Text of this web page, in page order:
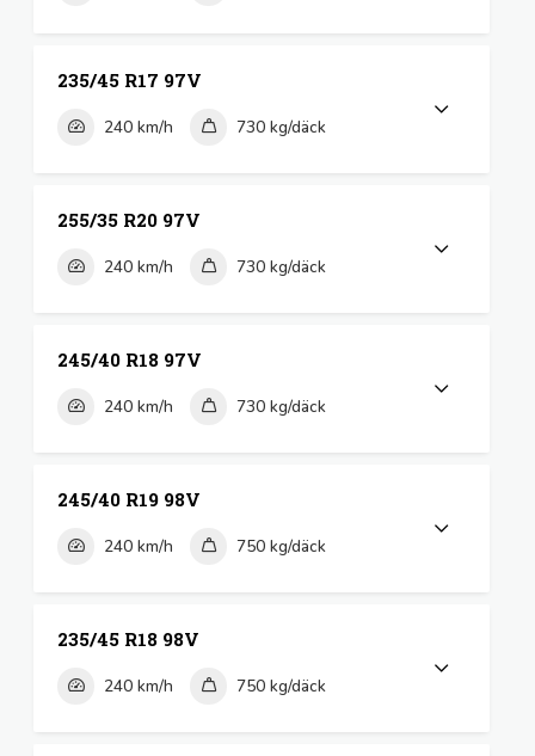
235/45 R17 97V
240 km/h 730 kg/däck
255/35 R20 97V
240 km/h 730 kg/däck
245/40 R18 97V
240 km/h 730 kg/däck
245/40 R19 98V
240 km/h 750 kg/däck
235/45 R18 98V
240 km/h 750 kg/däck